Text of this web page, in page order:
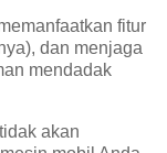
fitur
dan menjaga
mendadak
akan